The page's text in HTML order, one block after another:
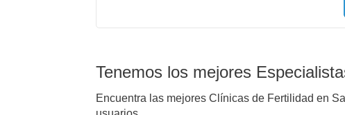
Tenemos los mejores
Encuentra las mejores Clínicas de Fertilidad en